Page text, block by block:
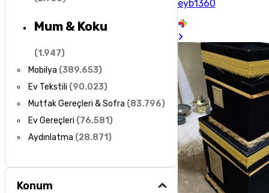
Mum & Koku
(1.947)
Mobilya (389.653)
Ev Tekstili (90.023)
Mutfak Gereçleri & Sofra (83.796)
Ev Gereçleri (76.581)
Aydınlatma (28.871)
Konum
eyb1360